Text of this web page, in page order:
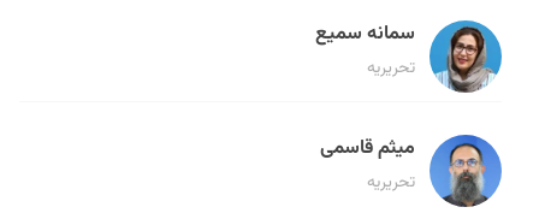
سمانه سمیع
تحریریه
میثم قاسمی
تحریریه